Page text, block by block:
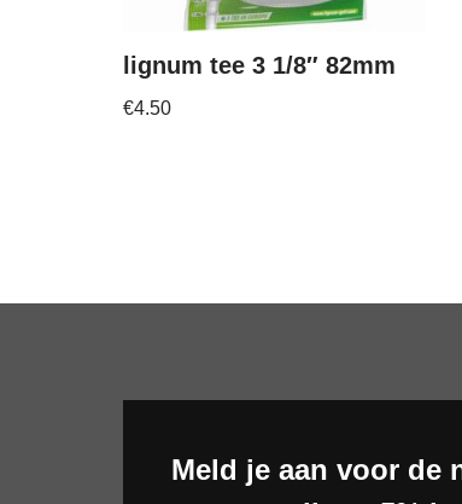
lignum tee 3 1/8″ 82mm
€4.50
Meld je aan voor de